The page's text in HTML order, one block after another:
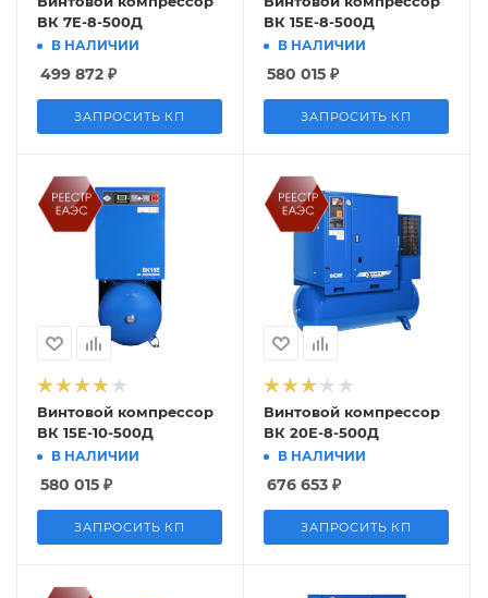
ВК 7E-8-500Д
В НАЛИЧИИ
499 872 ₽
ЗАПРОСИТЬ КП
ВК 15Е-8-500Д
В НАЛИЧИИ
580 015 ₽
ЗАПРОСИТЬ КП
Винтовой компрессор
ВК 15Е-10-500Д
В НАЛИЧИИ
580 015 ₽
ЗАПРОСИТЬ КП
Винтовой компрессор
ВК 20Е-8-500Д
В НАЛИЧИИ
676 653 ₽
ЗАПРОСИТЬ КП